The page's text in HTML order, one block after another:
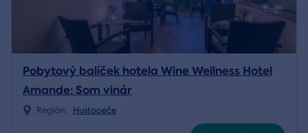
Pobytový balíček hotela Wine Wellness Hotel
Amande: Som vinár
Región: Hustopeče